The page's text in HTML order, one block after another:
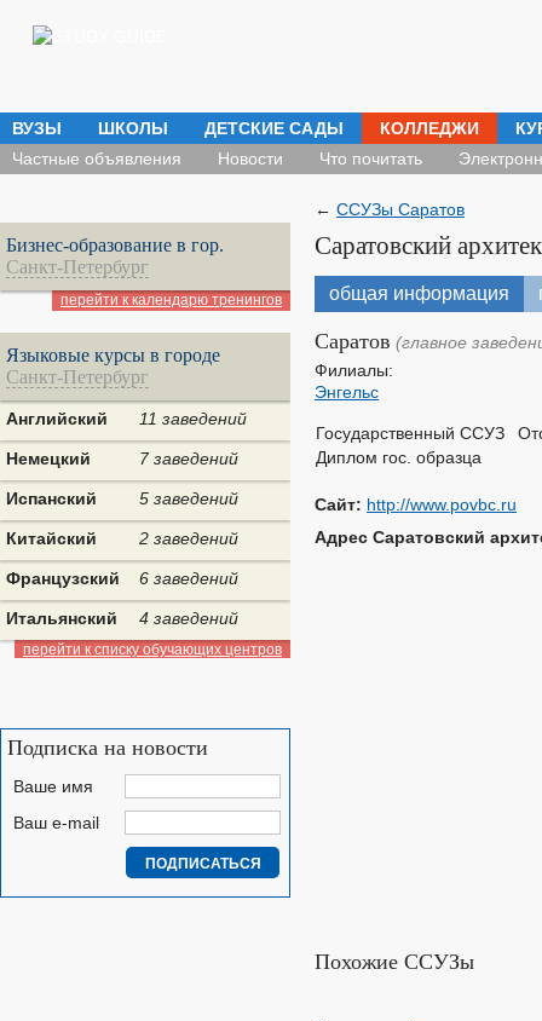
ВУЗЫ ШКОЛЫ ДЕТСКИЕ САДЫ КОЛЛЕДЖИ
Частные объявления
Новости Что почитать
← ССУЗы Саратов
Саратовский
общая информация
Саратов (главное
Филиалы:
Энгельс
Государственный ССУЗ
Диплом гос. образца
Сайт: http://www.povbc.ru
Адрес Саратовский
Похожие ССУЗы
Бизнес-образование в гор.
Санкт-Петербург
перейти к календарю тренингов
Языковые курсы в городе
Санкт-Петербург
Английский 11 заведений
Немецкий 7 заведений
Испанский 5 заведений
Китайский 2 заведений
Французский 6 заведений
Итальянский 4 заведений
перейти к списку обучающих центров
Подписка на новости
Ваше имя
Ваш e-mail